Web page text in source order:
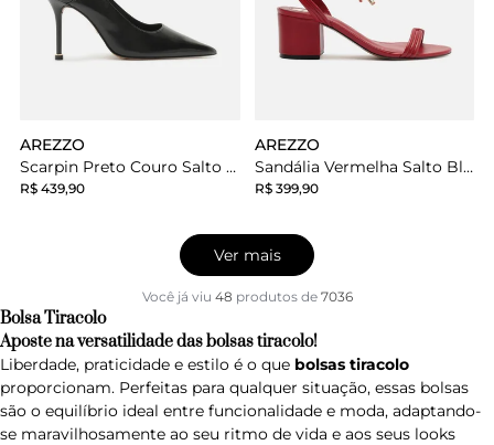
AREZZO
Scarpin Preto Couro Salto Fino Slingback
R$ 439,90
AREZZO
Sandália Vermelha Salto Bloco Amarração Tiras
R$ 399,90
Ver mais
Você já viu 48 produtosde 7036
Bolsa Tiracolo
Aposte na versatilidade das bolsas tiracolo!
Liberdade, praticidade e estilo é o que bolsas tiracolo
proporcionam. Perfeitas para qualquer situação, essas bolsas
são o equilíbrio ideal entre funcionalidade e moda, adaptando-
se maravilhosamente ao seu ritmo de vida e aos seus looks